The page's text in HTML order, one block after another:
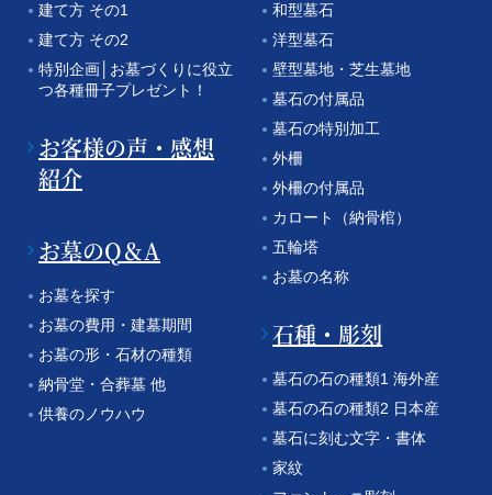
建て方 その1
建て方 その2
特別企画│お墓づくりに役立
つ各種冊子プレゼント！
お客様の声・感想
紹介
お墓のQ＆A
お墓を探す
お墓の費用・建墓期間
お墓の形・石材の種類
納骨堂・合葬墓 他
供養のノウハウ
和型墓石
洋型墓石
壁型墓地・芝生墓地
墓石の付属品
墓石の特別加工
外柵
外柵の付属品
カロート（納骨棺）
五輪塔
お墓の名称
石種・彫刻
墓石の石の種類1 海外産
墓石の石の種類2 日本産
墓石に刻む文字・書体
家紋